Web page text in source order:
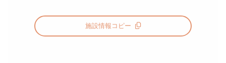
施設情報コピー